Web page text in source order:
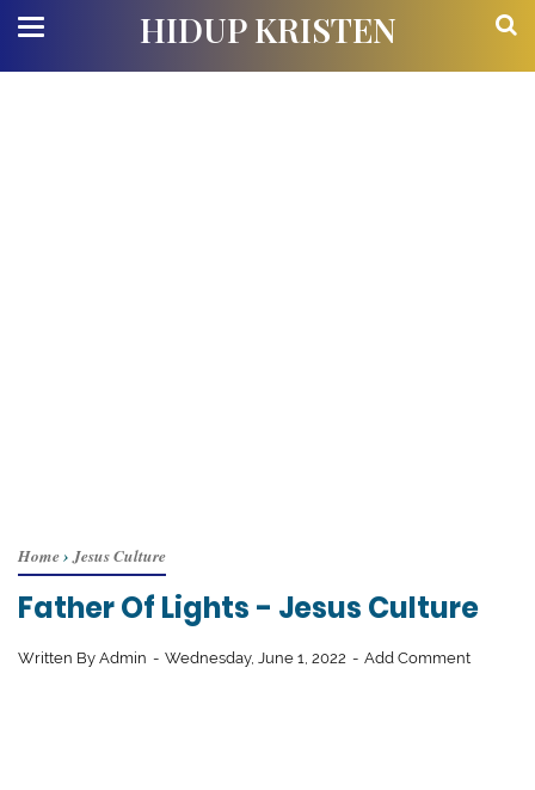
HIDUP KRISTEN
Home›Jesus Culture
Father Of Lights - Jesus Culture
Written By Admin Wednesday, June 1, 2022 Add Comment